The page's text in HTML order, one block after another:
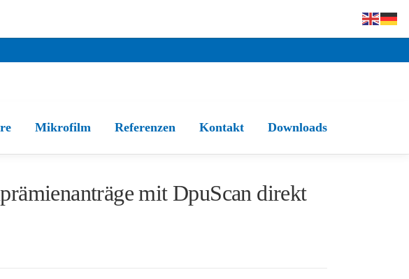
Mikrofilm Referenzen Kontakt Downloads
mit DpuScan direkt